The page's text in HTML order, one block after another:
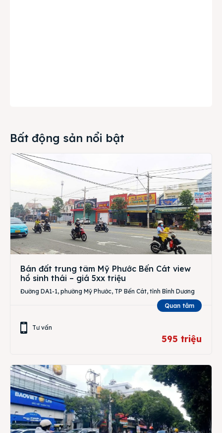
Bất động sản nổi bật
Bán đất trung tâm Mỹ Phước Bến Cát view
hồ sinh thái – giá 5xx triệu
Đường DA1-1, phường Mỹ Phước, TP Bến Cát, tỉnh Bình Dương
Quan tâm
Tư vấn
595 triệu